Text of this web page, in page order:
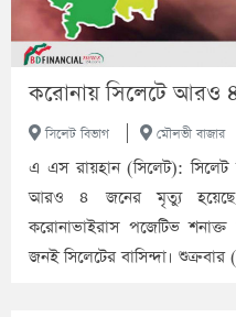
করোনায় সিলেটে আরও
সিলেট বিভাগ মৌলভী বাজার
এ এস রায়হান (সিলেট): সিলেট
আরও ৪ জনের মৃত্যু
করোনাভাইরাস পজেটিভ
জনই সিলেটের বাসিন্দা।